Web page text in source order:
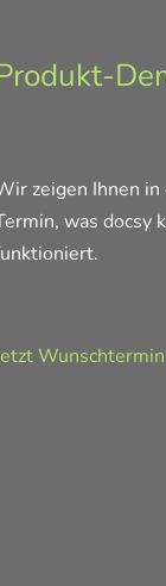
zeigen Ihnen
was docsy